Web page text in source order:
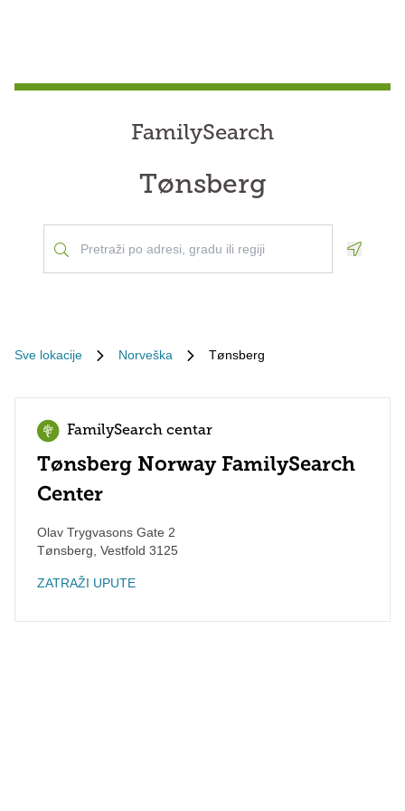
FamilySearch
Tønsberg
Sve lokacije Norveška Tønsberg
FamilySearch centar
Tønsberg Norway FamilySearch
Center
Olav Trygvasons Gate 2
Tønsberg Vestfold 3125
ZATRAŽI UPUTE